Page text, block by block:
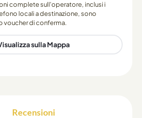
complete sull'operatore, inclusi i
locali a destinazione, sono
voucher di conferma.
sulla Mappa
Recensioni